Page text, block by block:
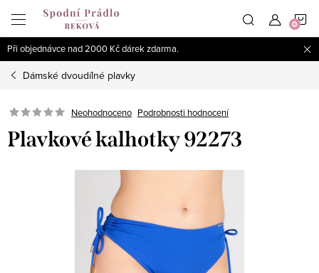
obsah
Při objednávce nad 2000 Kč dárek zdarma.
Dámské dvoudílné plavky
Neohodnoceno Podrobnosti hodnocení
Plavkové kalhotky 92273